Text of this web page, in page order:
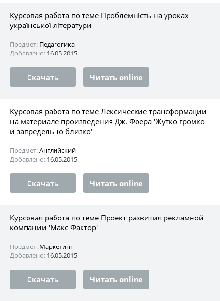
Курсовая работа по теме Проблемність на уроках
української літератури
Предмет: Педагогика
Добавлено: 16.05.2015
Скачать Читать online
Курсовая работа по теме Лексические трансформации
на материале произведения Дж. Фоера 'Жутко громко
и запредельно близко'
Предмет:Английский
Добавлено: 16.05.2015
Скачать Читать online
Курсовая работа по теме Проект развития рекламной
компании 'Макс Фактор'
Предмет: Маркетинг
Добавлено: 16.05.2015
Скачать Читать online